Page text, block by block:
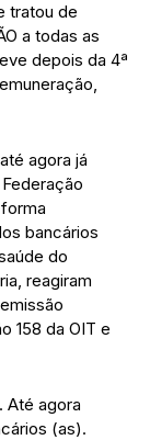
tratou de
a todas as
depois da 4ª
agora já
bancários
do
reagiram
158 da OIT e
Até agora
(as).